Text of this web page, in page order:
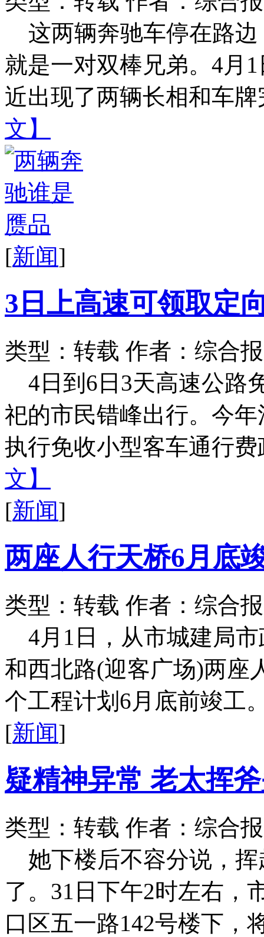
这两辆奔驰车停在路
就是一对双棒兄弟。4月
近出现了两辆长相和车
文】
[新闻]
3日上高速可领取定
类型：转载 作者：综合
4日到6日3天高速公路
祀的市民错峰出行。今
执行免收小型客车通行
文】
[新闻]
两座人行天桥6月底
类型：转载 作者：综合
4月1日，从市城建局
和西北路(迎客广场)两座
个工程计划6月底前竣工
[新闻]
疑精神异常 老太挥
类型：转载 作者：综合
她下楼后不容分说，
了。31日下午2时左右，
口区五一路142号楼下，